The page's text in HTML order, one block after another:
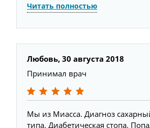
Читать полностью
Любовь, 30 августа 2018
Принимал врач
Мы из Миасса. Диагноз
типа. Диабетическая стопа.